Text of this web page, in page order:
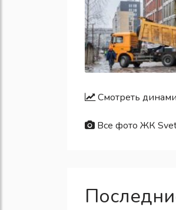
Смотреть
Все фото ЖК